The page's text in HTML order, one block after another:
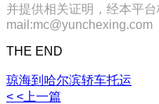
并提供相关证明，经本平
mail:mc@yunchexing.com
THE END
琼海到哈尔滨轿车托运
< <上一篇